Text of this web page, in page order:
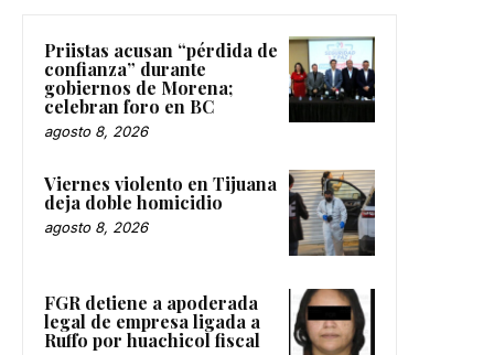
Priistas acusan “pérdida de
confianza” durante
gobiernos de Morena;
celebran foro en BC
agosto 8, 2026
Viernes violento en Tijuana
deja doble homicidio
agosto 8, 2026
FGR detiene a apoderada
legal de empresa ligada a
Ruffo por huachicol fiscal